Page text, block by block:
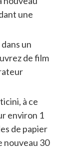
une
un
de film
à ce
environ 1
de papier
nouveau 30